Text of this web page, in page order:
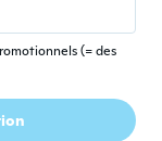
up at the
(= des